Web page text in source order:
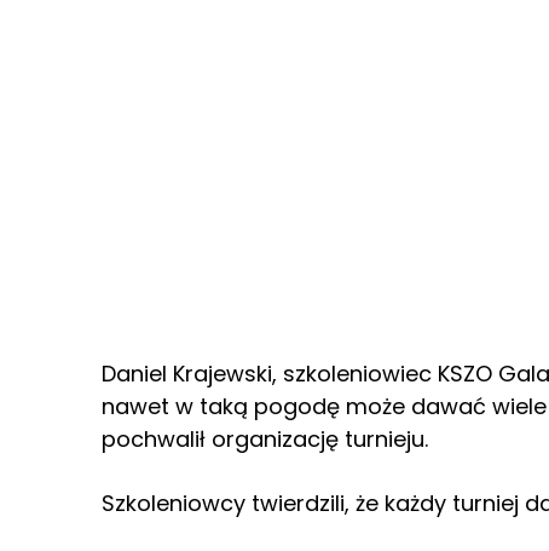
Daniel Krajewski, szkoleniowiec KSZO
nawet w taką pogodę może dawać
pochwalił organizację turnieju.
Szkoleniowcy twierdzili, że każdy turniej